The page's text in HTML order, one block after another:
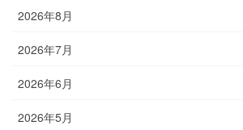
2026年8月
2026年7月
2026年6月
2026年5月